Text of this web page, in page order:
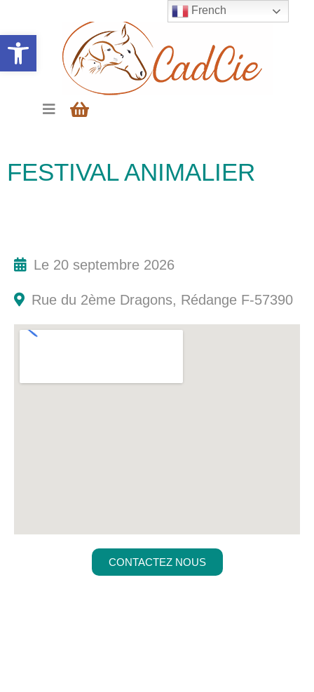
Ouvrir la barre d’outils
FESTIVAL ANIMALIER
Le 20 septembre 2026
Rue du 2ème Dragons, Rédange F-57390
CONTACTEZ NOUS
French